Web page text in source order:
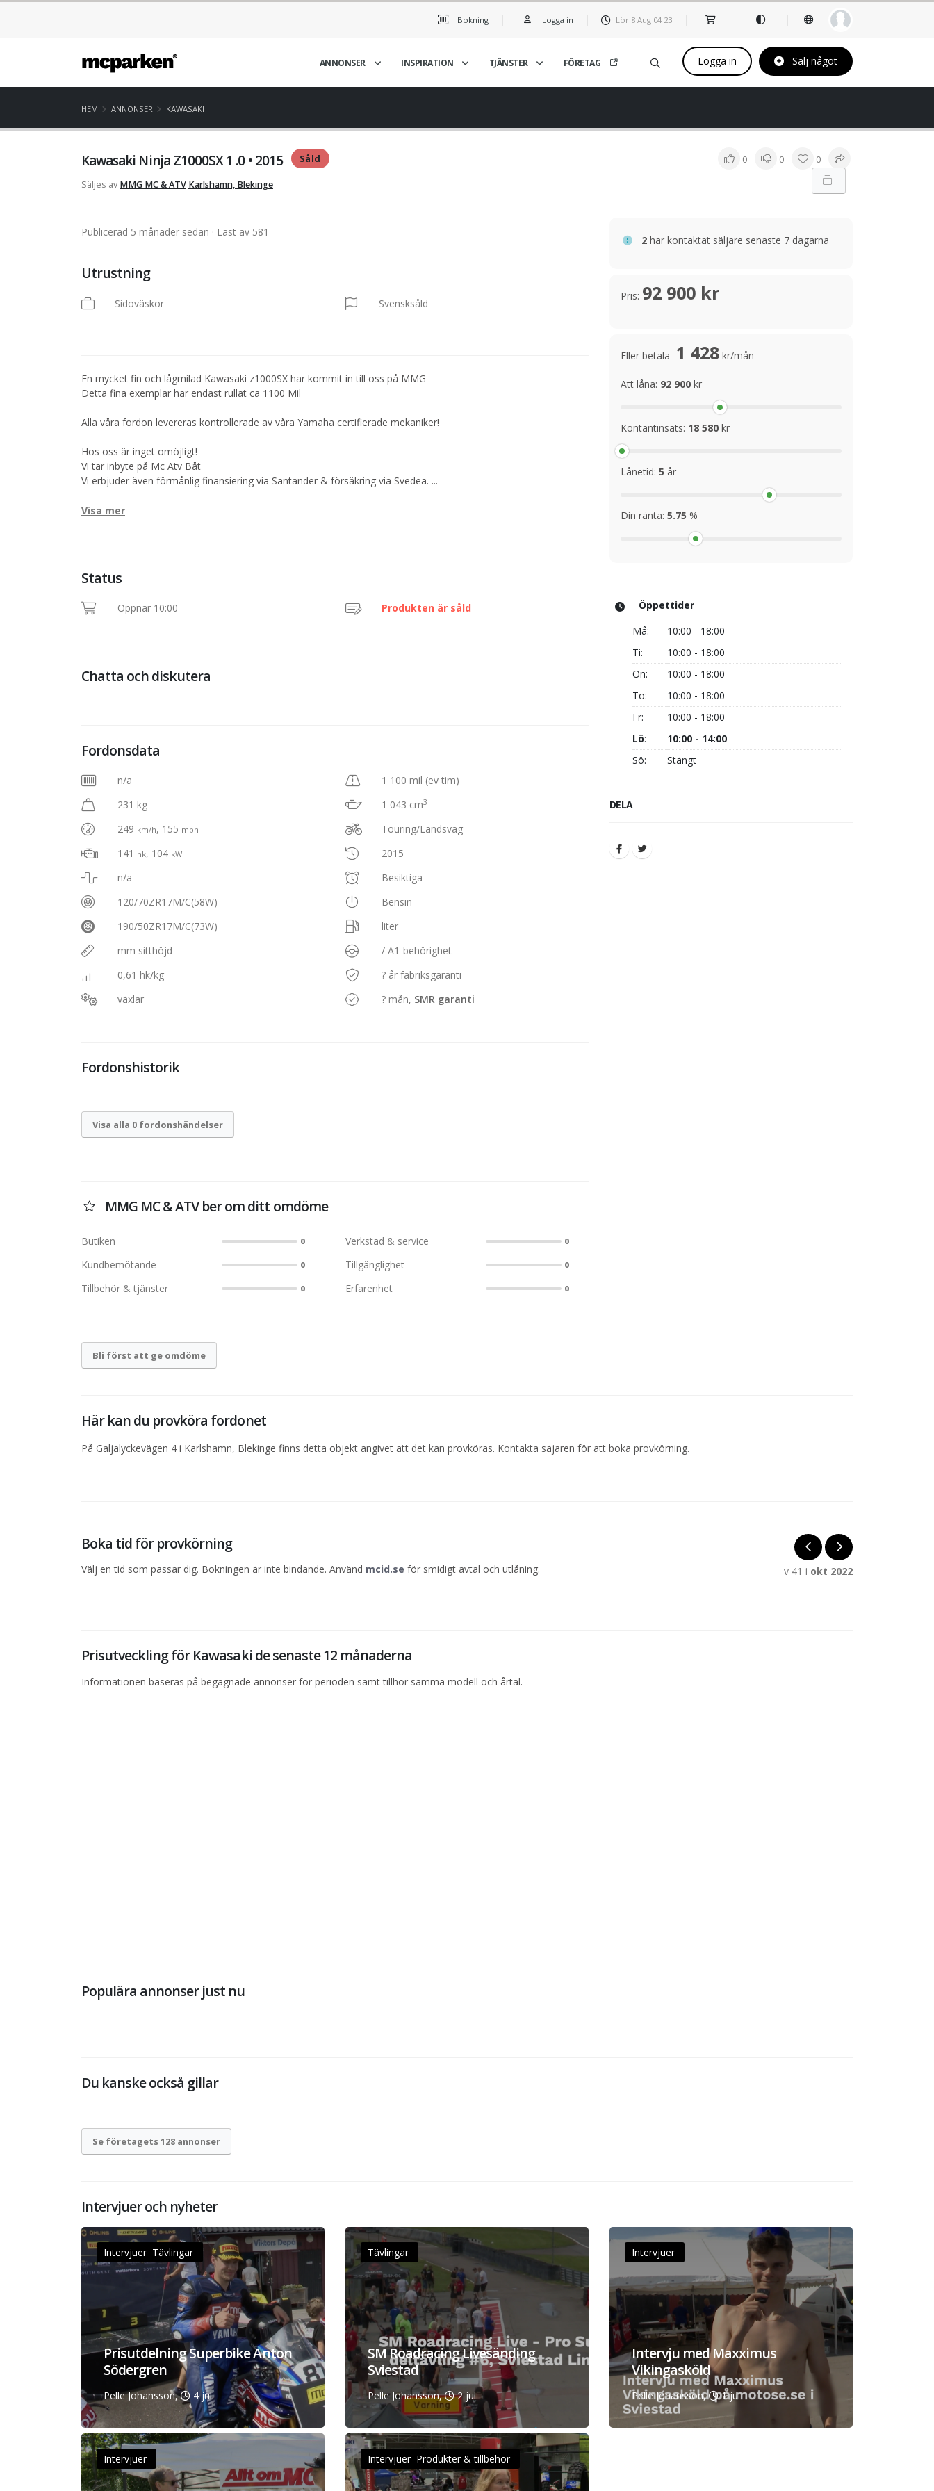
Bokning Logga in Lör 8 Aug 04 23
ANNONSER INSPIRATION TJÄNSTER FÖRETAG Logga in Sälj något
HEM ANNONSER KAWASAKI
Kawasaki Ninja Z1000SX 1 .0 • 2015 Såld 0 0 0
Säljes av MMG MC & ATV Karlshamn, Blekinge
Publicerad 5 månader sedan · Läst av 581
Utrustning
Sidoväskor Svensksåld
En mycket fin och lågmilad Kawasaki z1000SX har kommit in till oss på MMG
Detta fina exemplar har endast rullat ca 1100 Mil
Alla våra fordon levereras kontrollerade av våra Yamaha certifierade mekaniker!
Hos oss är inget omöjligt!
Vi tar inbyte på Mc Atv Båt
Vi erbjuder även förmånlig finansiering via Santander & försäkring via Svedea. ...
Visa mer
Status
Öppnar 10:00 Produkten är såld
Chatta och diskutera
Fordonsdata
n/a
231 kg
249 km/h, 155 mph
141 hk, 104 kW
n/a
120/70ZR17M/C(58W)
190/50ZR17M/C(73W)
mm sitthöjd
0,61 hk/kg
växlar
1 100 mil (ev tim)
1 043 cm3
Touring/Landsväg
2015
Besiktiga -
Bensin
liter
/ A1-behörighet
? år fabriksgaranti
? mån, SMR garanti
Fordonshistorik
Visa alla 0 fordonshändelser
MMG MC & ATV ber om ditt omdöme
Butiken 0 Verkstad & service 0
Kundbemötande 0 Tillgänglighet 0
Tillbehör & tjänster 0 Erfarenhet 0
Bli först att ge omdöme
2 har kontaktat säljare senaste 7 dagarna
Pris: 92 900 kr
Eller betala 1 428 kr/mån
Att låna: 92 900 kr
Kontantinsats: 18 580 kr
Lånetid: 5 år
Din ränta: 5.75 %
Öppettider
Må:
10:00 - 18:00
Ti:
10:00 - 18:00
On:
10:00 - 18:00
To:
10:00 - 18:00
Fr:
10:00 - 18:00
Lö:
10:00 - 14:00
Sö:
Stängt
DELA
Här kan du provköra fordonet
På Galjalyckevägen 4 i Karlshamn, Blekinge finns detta objekt angivet att det kan provköras. Kontakta säjaren för att boka provkörning.
Boka tid för provkörning
Välj en tid som passar dig. Bokningen är inte bindande. Använd mcid.se för smidigt avtal och utlåning. v 41 i okt 2022
Prisutveckling för Kawasaki de senaste 12 månaderna
Informationen baseras på begagnade annonser för perioden samt tillhör samma modell och årtal.
Populära annonser just nu
Du kanske också gillar
Se företagets 128 annonser
Intervjuer och nyheter
Intervjuer Tävlingar
Prisutdelning Superbike Anton
Södergren
Pelle Johansson, 4 jul
Tävlingar
SM Roadracing Livesänding
Sviestad
Pelle Johansson, 2 jul
Intervjuer
Intervju med Maxximus
Vikingasköld
Pelle Johansson, 1 jul
Intervjuer Intervjuer Produkter & tillbehör